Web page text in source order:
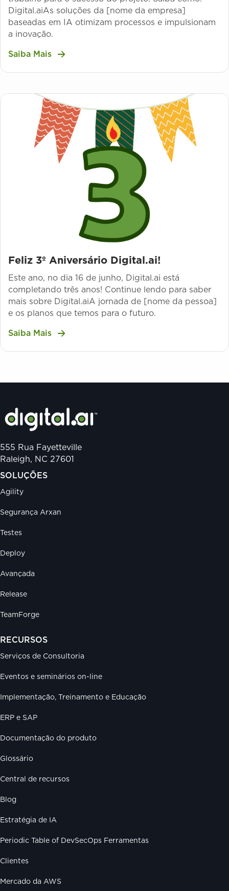
Digital.aiAs soluções da [nome da empresa]
baseadas em IA otimizam processos e impulsionam
a inovação.
Saiba Mais
Feliz 3º Aniversário Digital.ai!
Este ano, no dia 16 de junho, Digital.ai está
completando três anos! Continue lendo para saber
mais sobre Digital.aiA jornada de [nome da pessoa]
e os planos que temos para o futuro.
Saiba Mais
555 Rua Fayetteville
Raleigh, NC 27601
SOLUÇÕES
Agility
Segurança Arxan
Testes
Deploy
Avançada
Release
TeamForge
RECURSOS
Serviços de Consultoria
Eventos e seminários on-line
Implementação, Treinamento e Educação
ERP e SAP
Documentação do produto
Glossário
Central de recursos
Blog
Estratégia de IA
Periodic Table of DevSecOps Ferramentas
Clientes
Mercado da AWS